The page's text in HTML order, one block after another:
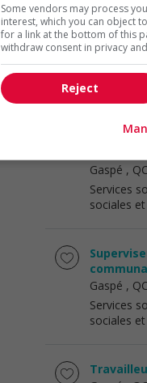
Gaspé, QC
Services
sociales et
Gaspé , QC
Services
sociales
Gaspé , QC
Services
sociales
Some vendors may process
interest, which you can object
for a link at the bottom of this
withdraw consent in privacy
Reject